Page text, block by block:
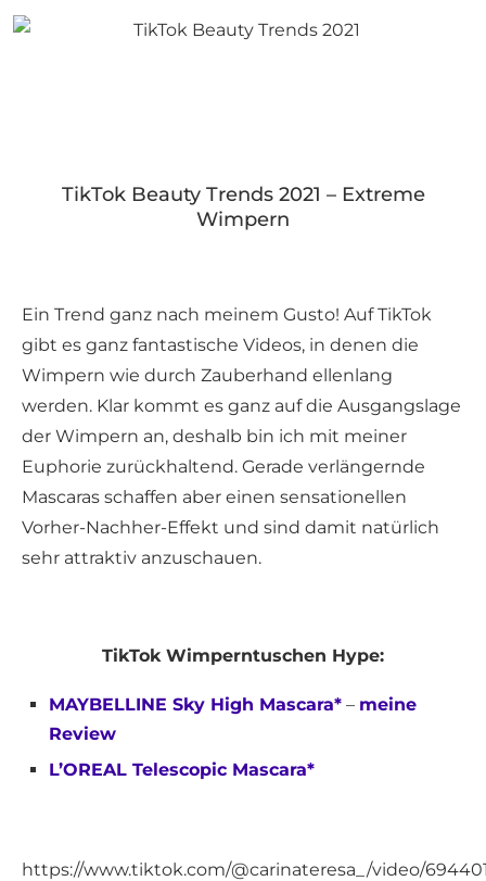
TikTok Beauty Trends 2021 – Extreme
Wimpern
Ein Trend ganz nach meinem Gusto! Auf TikTok
gibt es ganz fantastische Videos, in denen die
Wimpern wie durch Zauberhand ellenlang
werden. Klar kommt es ganz auf die Ausgangslage
der Wimpern an, deshalb bin ich mit meiner
Euphorie zurückhaltend. Gerade verlängernde
Mascaras schaffen aber einen sensationellen
Vorher-Nachher-Effekt und sind damit natürlich
sehr attraktiv anzuschauen.
TikTok Wimperntuschen Hype:
MAYBELLINE Sky High Mascara* – meine
Review
L’OREAL Telescopic Mascara*
https://www.tiktok.com/@carinateresa_/video/